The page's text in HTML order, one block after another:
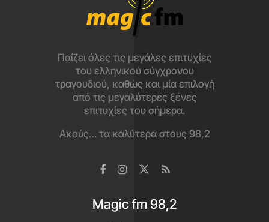
Παίζει όλες τις μεγάλες επιτυχίες
του ελληνικού σύγχρονου
τραγουδιού, καθώς και μία επιλογή
από τις μεγαλύτερες ξένες
επιτυχίες του σήμερα.
Ακούς… τα καλύτερα στους 98,2
Magic fm 98,2